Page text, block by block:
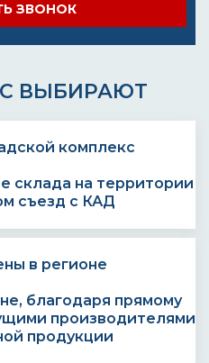
ЗВОНОК
ВЫБИРАЮТ
склада на территории
съезд с КАД
благодаря прямому
производителями
продукции